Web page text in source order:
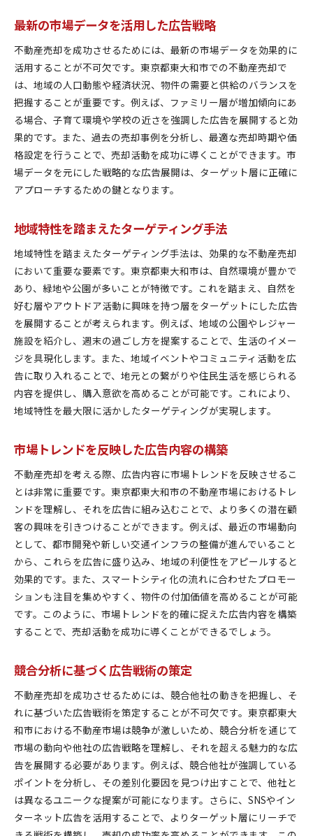
最新の市場データを活用した広告戦略
不動産売却を成功させるためには、最新の市場データを効果的に
活用することが不可欠です。東京都東大和市での不動産売却で
は、地域の人口動態や経済状況、物件の需要と供給のバランスを
把握することが重要です。例えば、ファミリー層が増加傾向にあ
る場合、子育て環境や学校の近さを強調した広告を展開すると効
果的です。また、過去の売却事例を分析し、最適な売却時期や価
格設定を行うことで、売却活動を成功に導くことができます。市
場データを元にした戦略的な広告展開は、ターゲット層に正確に
アプローチするための鍵となります。
地域特性を踏まえたターゲティング手法
地域特性を踏まえたターゲティング手法は、効果的な不動産売却
において重要な要素です。東京都東大和市は、自然環境が豊かで
あり、緑地や公園が多いことが特徴です。これを踏まえ、自然を
好む層やアウトドア活動に興味を持つ層をターゲットにした広告
を展開することが考えられます。例えば、地域の公園やレジャー
施設を紹介し、週末の過ごし方を提案することで、生活のイメー
ジを具現化します。また、地域イベントやコミュニティ活動を広
告に取り入れることで、地元との繋がりや住民生活を感じられる
内容を提供し、購入意欲を高めることが可能です。これにより、
地域特性を最大限に活かしたターゲティングが実現します。
市場トレンドを反映した広告内容の構築
不動産売却を考える際、広告内容に市場トレンドを反映させるこ
とは非常に重要です。東京都東大和市の不動産市場におけるトレ
ンドを理解し、それを広告に組み込むことで、より多くの潜在顧
客の興味を引きつけることができます。例えば、最近の市場動向
として、都市開発や新しい交通インフラの整備が進んでいること
から、これらを広告に盛り込み、地域の利便性をアピールすると
効果的です。また、スマートシティ化の流れに合わせたプロモー
ションも注目を集めやすく、物件の付加価値を高めることが可能
です。このように、市場トレンドを的確に捉えた広告内容を構築
することで、売却活動を成功に導くことができるでしょう。
競合分析に基づく広告戦術の策定
不動産売却を成功させるためには、競合他社の動きを把握し、そ
れに基づいた広告戦術を策定することが不可欠です。東京都東大
和市における不動産市場は競争が激しいため、競合分析を通じて
市場の動向や他社の広告戦略を理解し、それを超える魅力的な広
告を展開する必要があります。例えば、競合他社が強調している
ポイントを分析し、その差別化要因を見つけ出すことで、他社と
は異なるユニークな提案が可能になります。さらに、SNSやイン
ターネット広告を活用することで、よりターゲット層にリーチで